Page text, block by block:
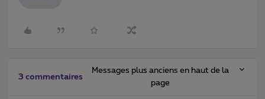
3 commentaires
Messages plus anciens en haut de la
page